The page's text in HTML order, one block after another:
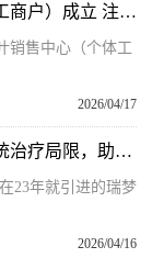
南京市江宁区茶源舍茶叶销售中心（个体工商户）成立 注册资本10万人民币-前沿热点
销售中心（个体工
2026/04/17
重庆曙光医院瑞梦热蒸汽消融技术突破传统治疗局限，助力男性前列腺增生康复！
23年就引进的瑞梦
2026/04/16